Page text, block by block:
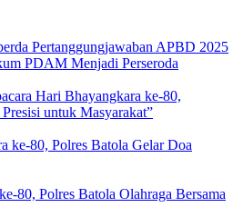
Pertanggungjawaban APBD 2025
PDAM Menjadi Perseroda
Hari Bhayangkara ke-80,
untuk Masyarakat”
ke-80, Polres Batola Gelar Doa
80, Polres Batola Olahraga Bersama